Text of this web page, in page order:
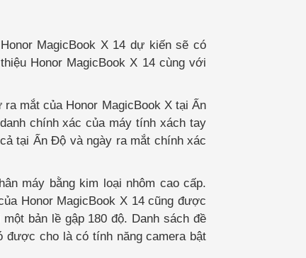
MagicBook X 14 dự kiến ​​sẽ có
Honor MagicBook X 14 cùng với
mắt của Honor MagicBook X tại Ấn
chính xác của máy tính xách tay
tại Ấn Độ và ngày ra mắt chính xác
máy bằng kim loại nhôm cao cấp.
Honor MagicBook X 14 cũng được
bản lề gập 180 độ. Danh sách đề
được cho là có tính năng camera bật